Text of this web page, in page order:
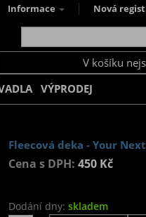
Informace Nová
V košíku
VÝPRODEJ
Fleecová deka - Your
Cena s DPH: 450 Kč
Dodání dny: skladem